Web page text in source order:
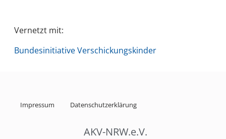
Vernetzt mit:
Bundesinitiative Verschickungskinder
Impressum Datenschutzerklärung
AKV-NRW.e.V.